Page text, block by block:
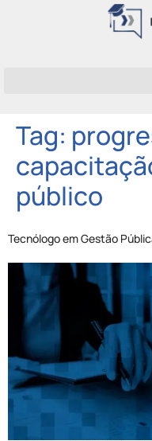
Tag:
público
Tecnólogo em Gestão